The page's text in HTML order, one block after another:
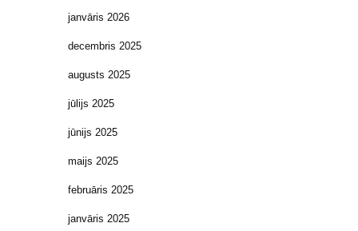
janvāris 2026
decembris 2025
augusts 2025
jūlijs 2025
jūnijs 2025
maijs 2025
februāris 2025
janvāris 2025